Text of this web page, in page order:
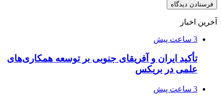
آخرین اخبار
3 ساعت پیش
تأکید ایران و آفریقای جنوبی بر توسعه همکاری‌های
علمی در بریکس
3 ساعت پیش